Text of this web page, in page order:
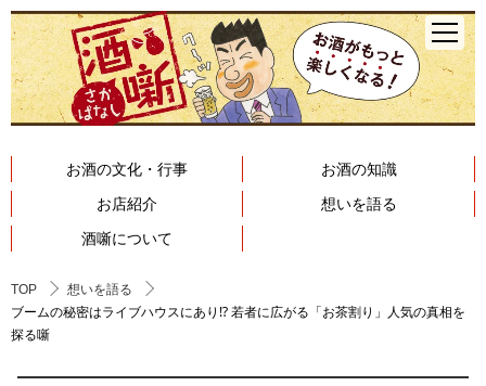
お酒の文化・行事
お酒の知識
お店紹介
想いを語る
酒噺について
TOP
想いを語る
ブームの秘密はライブハウスにあり⁉ 若者に広がる「お茶割り」人気の真相を
探る噺